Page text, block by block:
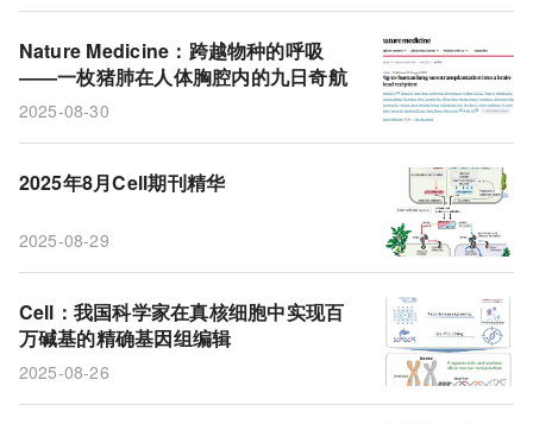
Nature Medicine：跨越物种的呼吸
——一枚猪肺在人体胸腔内的九日奇航
2025-08-30
2025年8月Cell期刊精华
2025-08-29
Cell：我国科学家在真核细胞中实现百
万碱基的精确基因组编辑
2025-08-26